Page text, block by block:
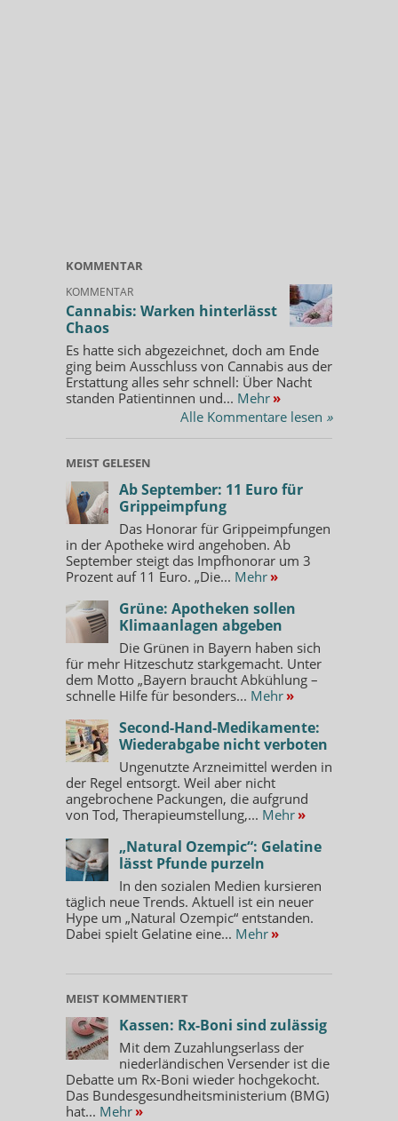
KOMMENTAR
KOMMENTAR
Cannabis: Warken hinterlässt
Chaos
Es hatte sich abgezeichnet, doch am Ende
ging beim Ausschluss von Cannabis aus der
Erstattung alles sehr schnell: Über Nacht
standen Patientinnen und... Mehr »
Alle Kommentare lesen »
MEIST GELESEN
Ab September: 11 Euro für
Grippeimpfung
Das Honorar für Grippeimpfungen
in der Apotheke wird angehoben. Ab
September steigt das Impfhonorar um 3
Prozent auf 11 Euro. „Die... Mehr »
Grüne: Apotheken sollen
Klimaanlagen abgeben
Die Grünen in Bayern haben sich
für mehr Hitzeschutz starkgemacht. Unter
dem Motto „Bayern braucht Abkühlung –
schnelle Hilfe für besonders... Mehr »
Second-Hand-Medikamente:
Wiederabgabe nicht verboten
Ungenutzte Arzneimittel werden in
der Regel entsorgt. Weil aber nicht
angebrochene Packungen, die aufgrund
von Tod, Therapieumstellung,... Mehr »
„Natural Ozempic“: Gelatine
lässt Pfunde purzeln
In den sozialen Medien kursieren
täglich neue Trends. Aktuell ist ein neuer
Hype um „Natural Ozempic“ entstanden.
Dabei spielt Gelatine eine... Mehr »
MEIST KOMMENTIERT
Kassen: Rx-Boni sind zulässig
Mit dem Zuzahlungserlass der
niederländischen Versender ist die
Debatte um Rx-Boni wieder hochgekocht.
Das Bundesgesundheitsministerium (BMG)
hat... Mehr »